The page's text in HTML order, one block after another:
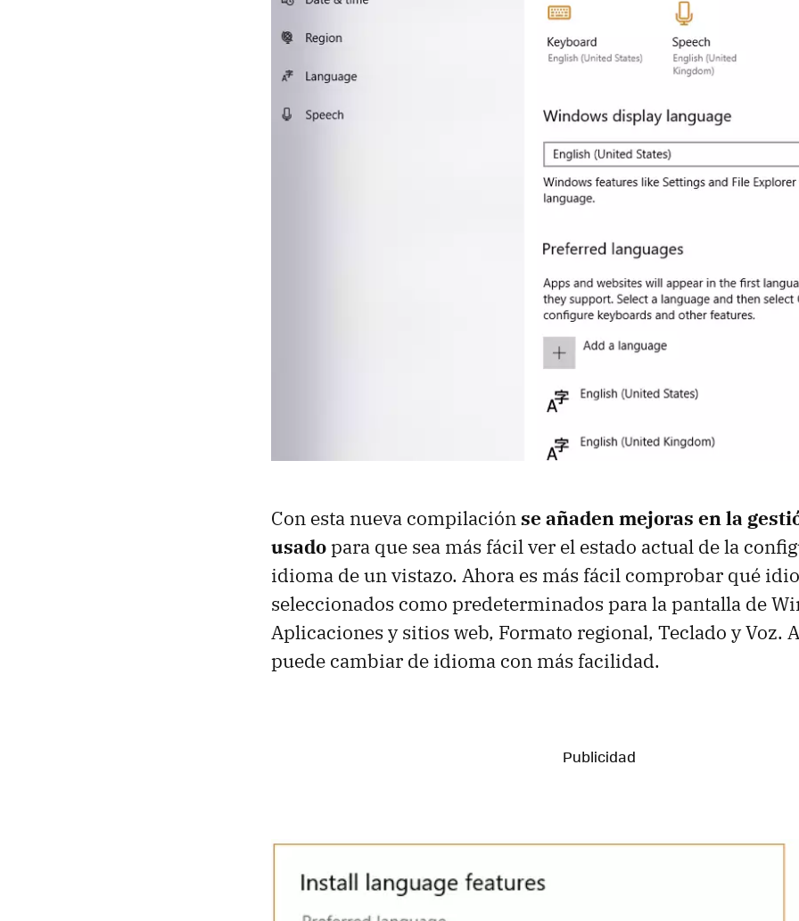
Con esta nueva compilaciónse añaden mejoras en la
usadopara que sea más fácil ver el estado actual de la
idioma de un vistazo. Ahora es más fácil comprobar qué
seleccionados como predeterminados para la pantalla de
Aplicaciones y sitios web, Formato regional, Teclado y Voz.
puede cambiar de idioma con más facilidad.